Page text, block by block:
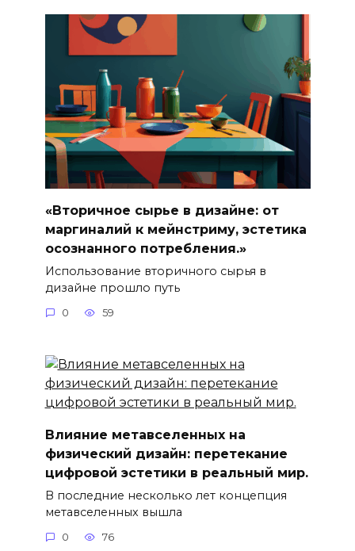
«Вторичное сырье в дизайне: от
маргиналий к мейнстриму, эстетика
осознанного потребления.»
Использование вторичного сырья в
дизайне прошло путь
0 59
Влияние метавселенных на
физический дизайн: перетекание
цифровой эстетики в реальный мир.
В последние несколько лет концепция
метавселенных вышла
0 76